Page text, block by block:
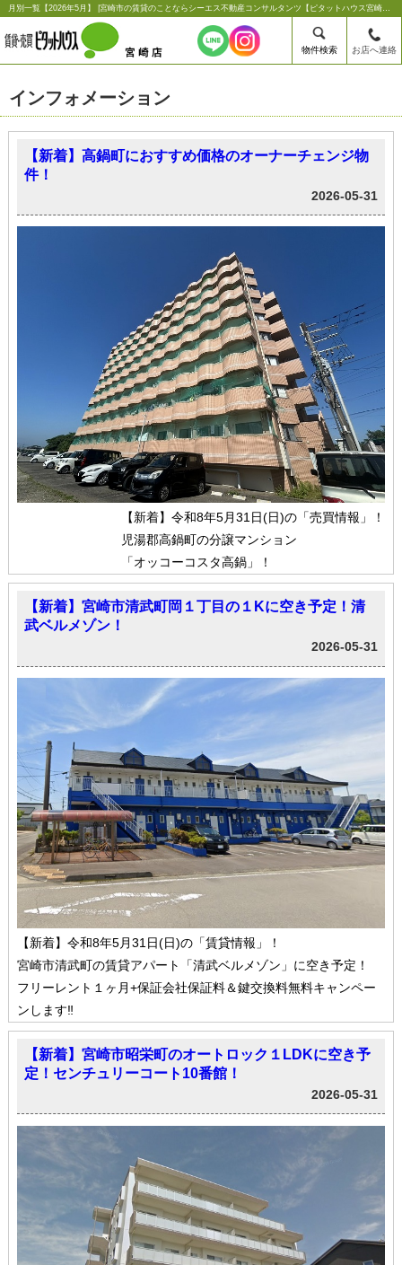
月別一覧【2026年5月】 |宮崎市の賃貸のことならシーエス不動産コンサルタンツ【ピタットハウス宮崎店】
物件検索 お店へ連絡
インフォメーション
【新着】高鍋町におすすめ価格のオーナーチェンジ物
件！
2026-05-31
【新着】令和8年5月31日(日)の「売買情報」！
児湯郡高鍋町の分譲マンション
「オッコーコスタ高鍋」！
【新着】宮崎市清武町岡１丁目の１Kに空き予定！清
武ベルメゾン！
2026-05-31
【新着】令和8年5月31日(日)の「賃貸情報」！
宮崎市清武町の賃貸アパート「清武ベルメゾン」に空き予定！
フリーレント１ヶ月+保証会社保証料＆鍵交換料無料キャンペー
ンします‼
【新着】宮崎市昭栄町のオートロック１LDKに空き予
定！センチュリーコート10番館！
2026-05-31